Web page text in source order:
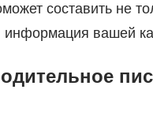
составить не
информация вашей